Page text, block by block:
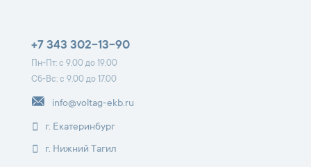
+7 343 302-13-90
Пн-Пт: с 9.00 до 19.00
Сб-Вс: с 9.00 до 17.00
info@voltag-ekb.ru
г. Екатеринбург
г. Нижний Тагил